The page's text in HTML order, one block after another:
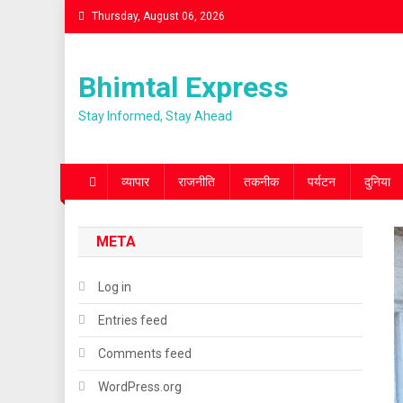
Skip
to
Thursday, August 06, 2026
Bhimtal Express
Stay Informed, Stay Ahead
व्यापार राजनीति तकनीक पर्यटन दुनिया
META
Log in
Entries feed
Comments feed
WordPress.org